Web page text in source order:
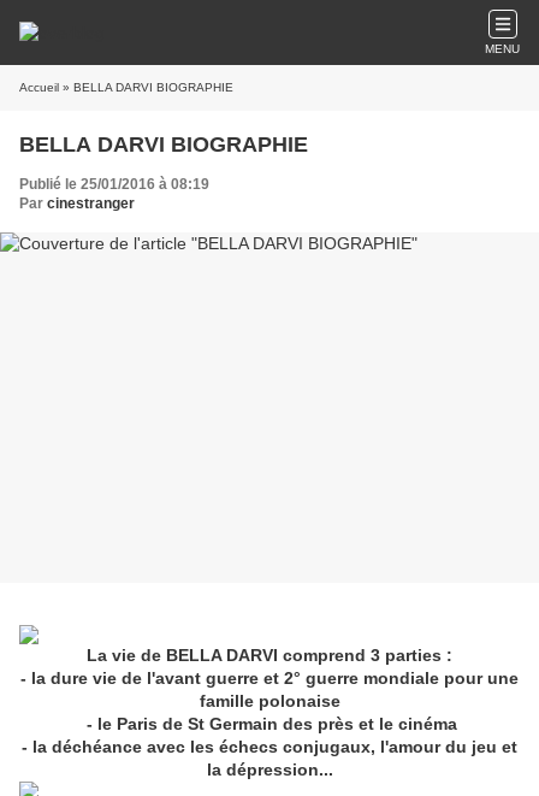
MENU
Accueil » BELLA DARVI BIOGRAPHIE
BELLA DARVI BIOGRAPHIE
Publié le 25/01/2016 à 08:19
Par cinestranger
La vie de BELLA DARVI comprend 3 parties :
- la dure vie de l'avant guerre et 2° guerre mondiale pour une
famille polonaise
- le Paris de St Germain des près et le cinéma
- la déchéance avec les échecs conjugaux, l'amour du jeu et
la dépression...